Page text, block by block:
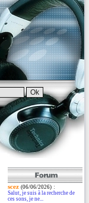
scez (06/06/2026):
Salut, je suis à la recherche de
ces sons, je ne...